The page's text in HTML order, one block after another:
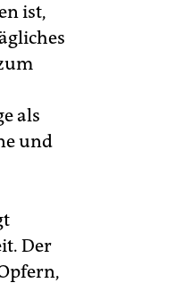
ist,
als
und
Der